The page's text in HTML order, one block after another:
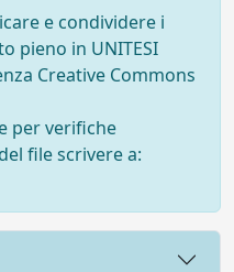
e condividere i
pieno in UNITESI
Creative Commons
per verifiche
file scrivere a: